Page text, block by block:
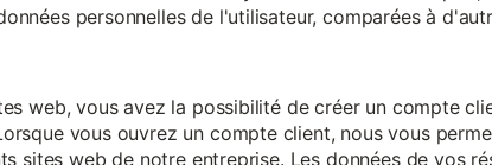
personnelles de l'utilisateur, comparées à
web, vous avez la possibilité de créer un compte
vous ouvrez un compte client, nous vous
sites web de notre entreprise. Les données de vos